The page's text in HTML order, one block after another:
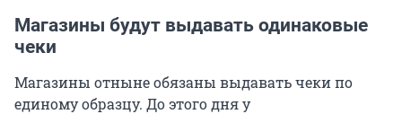
Магазины будут выдавать одинаковые
чеки
Магазины отныне обязаны выдавать чеки по
единому образцу. До этого дня у